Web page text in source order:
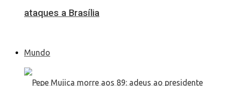
ataques a Brasília
Mundo